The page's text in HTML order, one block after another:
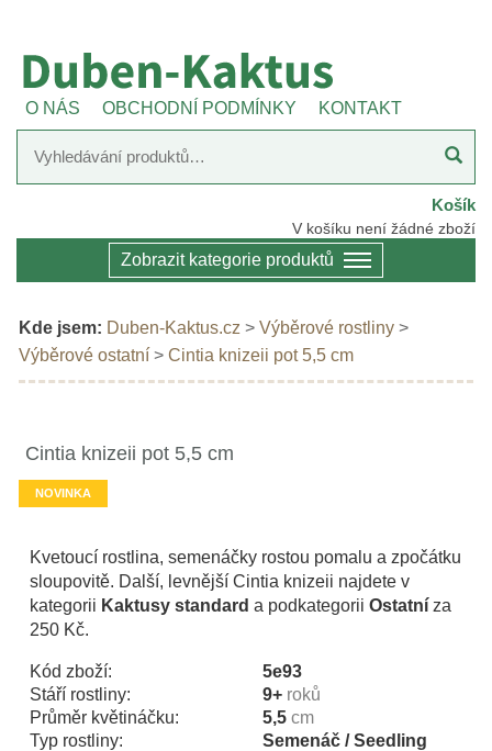
O NÁS OBCHODNÍ PODMÍNKY KONTAKT
Košík
V košíku není žádné zboží
Zobrazit kategorie produktů
Kde jsem: Duben-Kaktus.cz > Výběrové rostliny >
Výběrové ostatní > Cintia knizeii pot 5,5 cm
Cintia knizeii pot 5,5 cm
NOVINKA
Kvetoucí rostlina, semenáčky rostou pomalu a zpočátku
sloupovitě. Další, levnější Cintia knizeii najdete v
kategorii Kaktusy standard a podkategorii Ostatní za
250 Kč.
Kód zboží:
5e93
Stáří rostliny:
9+ roků
Průměr květináčku:
5,5 cm
Typ rostliny:
Semenáč / Seedling